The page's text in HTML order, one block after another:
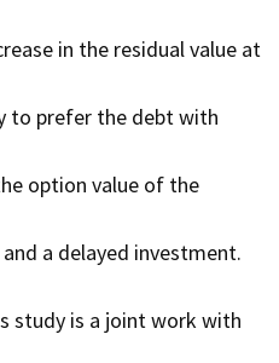
in the residual value at
to prefer the debt with
option value of the
a delayed investment.
study is a joint work with